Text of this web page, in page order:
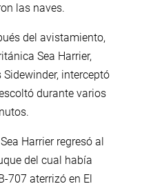
las naves.
del avistamiento,
Sea Harrier,
interceptó
durante varios
Harrier regresó al
del cual había
707 aterrizó en El